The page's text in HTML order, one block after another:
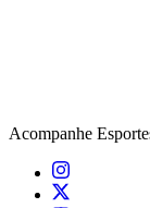
Acompanhe